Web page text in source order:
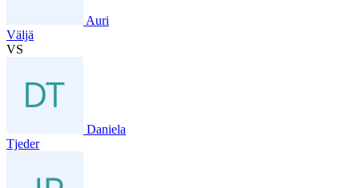
Auri
Väljä
VS
Daniela
Tjeder